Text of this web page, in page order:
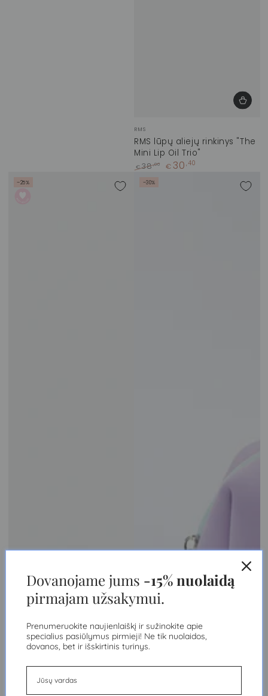
Prekinis
ženklas:
RMS
RMS lūpų aliejų rinkinys "The
Mini Lip Oil Trio"
kaina
€ 38,00 € 30 ,40
–25% –30%
Dovanojame jums -15% nuolaidą
pirmajam užsakymui.
Prenumeruokite naujienlaiškį ir sužinokite apie
specialius pasiūlymus pirmieji! Ne tik nuolaidos,
dovanos, bet ir išskirtinis turinys.